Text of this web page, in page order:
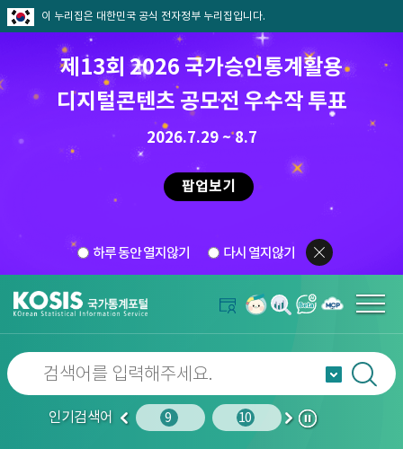
이 누리집은 대한민국 공식 전자정부 누리집입니다.
제13회 2026 국가승인통계활용
디지털콘텐츠 공모전 우수작 투표
2026.7.29 ~ 8.7
팝업보기
하루 동안 열지않기 다시 열지않기
인기검색어
이
10 청소년 9 10 1
다
정